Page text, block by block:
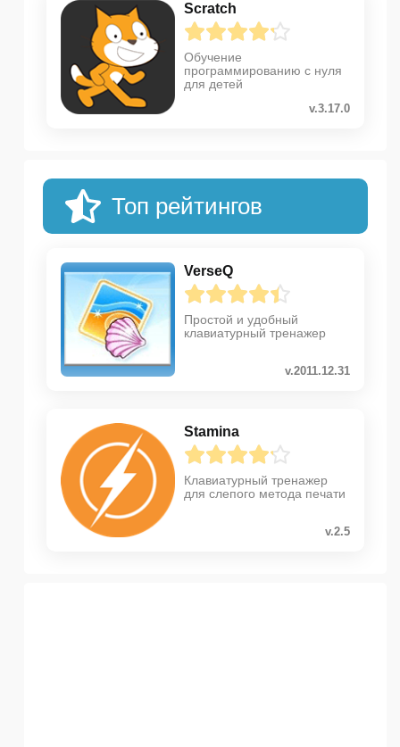
Scratch
Обучение
программированию с нуля
для детей
v.3.17.0
Топ рейтингов
VerseQ
Простой и удобный
клавиатурный тренажер
v.2011.12.31
Stamina
Клавиатурный тренажер
для слепого метода печати
v.2.5